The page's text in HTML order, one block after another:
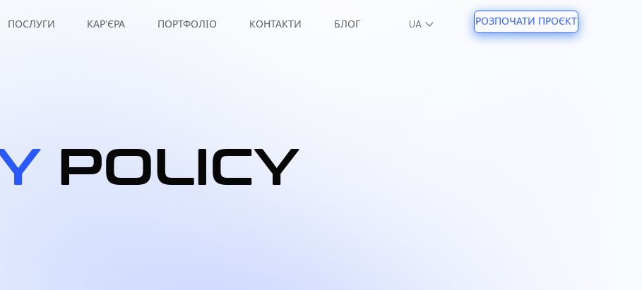
ПОСЛУГИ КАР’ЄРА ПОРТФОЛІО КОНТАКТИ БЛОГ UA РОЗПОЧАТИ ПРОЄКТ
POLICY